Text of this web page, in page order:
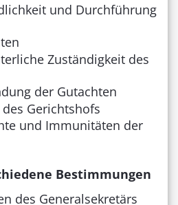
und Durchführung
Zuständigkeit des
der Gutachten
Gerichtshofs
und Immunitäten der
Bestimmungen
des Generalsekretärs